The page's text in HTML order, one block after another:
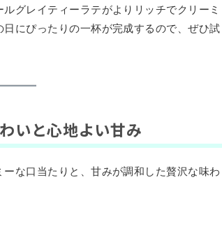
グレイティーラテがよりリッチでクリーミ
にぴったりの一杯が完成するので、ぜひ試
いと心地よい甘み
な口当たりと、甘みが調和した贅沢な味わ